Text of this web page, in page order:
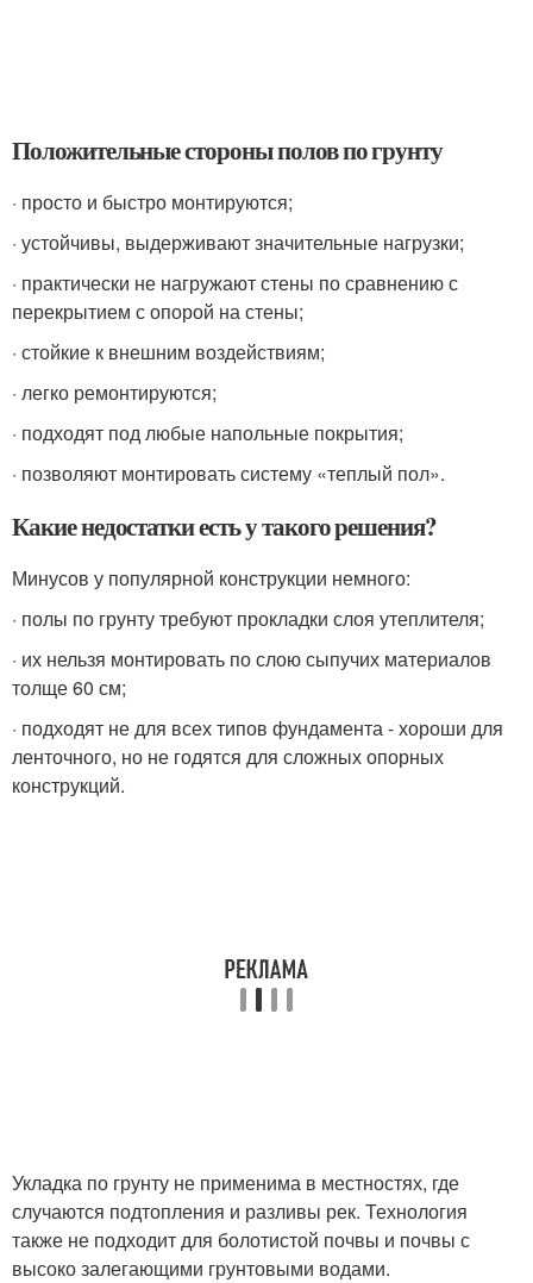
Положительные стороны полов по грунту
· просто и быстро монтируются;
· устойчивы, выдерживают значительные нагрузки;
· практически не нагружают стены по сравнению с
перекрытием с опорой на стены;
· стойкие к внешним воздействиям;
· легко ремонтируются;
· подходят под любые напольные покрытия;
· позволяют монтировать систему «теплый пол».
Какие недостатки есть у такого решения?
Минусов у популярной конструкции немного:
· полы по грунту требуют прокладки слоя утеплителя;
· их нельзя монтировать по слою сыпучих материалов
толще 60 см;
· подходят не для всех типов фундамента - хороши для
ленточного, но не годятся для сложных опорных
конструкций.
Укладка по грунту не применима в местностях, где
случаются подтопления и разливы рек. Технология
также не подходит для болотистой почвы и почвы с
высоко залегающими грунтовыми водами.